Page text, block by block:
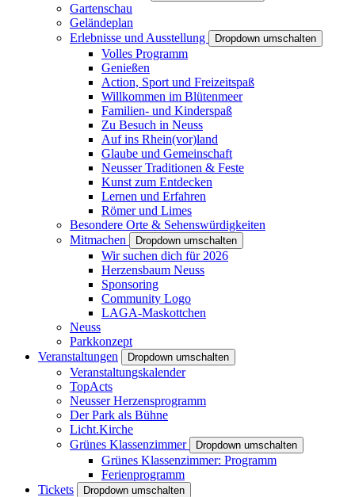
Gartenschau
Geländeplan
Erlebnisse und Ausstellung
Dropdown umschalten
Volles Programm
Genießen
Action, Sport und Freizeitspaß
Willkommen im Blütenmeer
Familien- und Kinderspaß
Zu Besuch in Neuss
Auf ins Rhein(vor)land
Glaube und Gemeinschaft
Neusser Traditionen & Feste
Kunst zum Entdecken
Lernen und Erfahren
Römer und Limes
Besondere Orte & Sehenswürdigkeiten
Mitmachen
Dropdown umschalten
Wir suchen dich für 2026
Herzensbaum Neuss
Sponsoring
Community Logo
LAGA-Maskottchen
Neuss
Parkkonzept
Veranstaltungen
Dropdown umschalten
Veranstaltungskalender
TopActs
Neusser Herzensprogramm
Der Park als Bühne
Licht.Kirche
Grünes Klassenzimmer
Dropdown umschalten
Grünes Klassenzimmer: Programm
Ferienprogramm
Tickets
Dropdown umschalten